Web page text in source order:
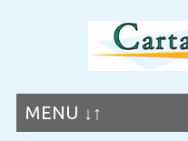
MENU ↓↑